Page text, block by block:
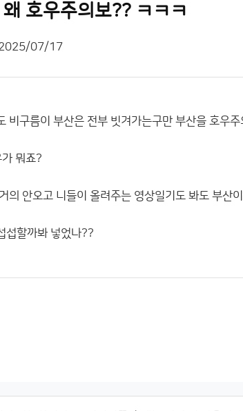
호우주의보?? ㅋㅋㅋ
07/17
비구름이 부산은 전부 빗겨가는구만 부산을 호우
뭐죠?
의 안오고 니들이 올려주는 영상일기도 봐도 부산
섭할까봐 넣었나??